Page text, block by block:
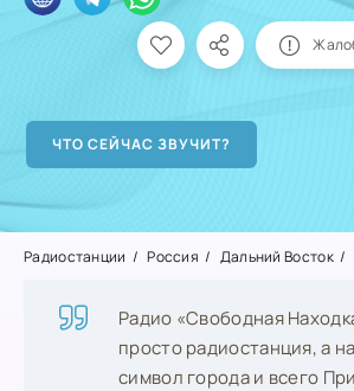
Радиостанции Россия Дальний Восток
Радио «Свободная
просто радиостанция, а
символ города и всего